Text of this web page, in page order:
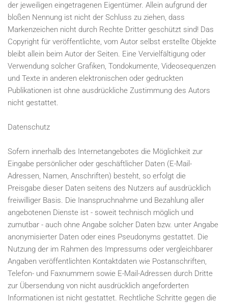
der jeweiligen eingetragenen Eigentümer. Allein aufgrund der
bloßen Nennung ist nicht der Schluss zu ziehen, dass
Markenzeichen nicht durch Rechte Dritter geschützt sind! Das
Copyright für veröffentlichte, vom Autor selbst erstellte Objekte
bleibt allein beim Autor der Seiten. Eine Vervielfältigung oder
Verwendung solcher Grafiken, Tondokumente, Videosequenzen
und Texte in anderen elektronischen oder gedruckten
Publikationen ist ohne ausdrückliche Zustimmung des Autors
nicht gestattet.
Datenschutz
Sofern innerhalb des Internetangebotes die Möglichkeit zur
Eingabe persönlicher oder geschäftlicher Daten (E-Mail-
Adressen, Namen, Anschriften) besteht, so erfolgt die
Preisgabe dieser Daten seitens des Nutzers auf ausdrücklich
freiwilliger Basis. Die Inanspruchnahme und Bezahlung aller
angebotenen Dienste ist - soweit technisch möglich und
zumutbar - auch ohne Angabe solcher Daten bzw. unter Angabe
anonymisierter Daten oder eines Pseudonyms gestattet. Die
Nutzung der im Rahmen des Impressums oder vergleichbarer
Angaben veröffentlichten Kontaktdaten wie Postanschriften,
Telefon- und Faxnummern sowie E-Mail-Adressen durch Dritte
zur Übersendung von nicht ausdrücklich angeforderten
Informationen ist nicht gestattet. Rechtliche Schritte gegen die